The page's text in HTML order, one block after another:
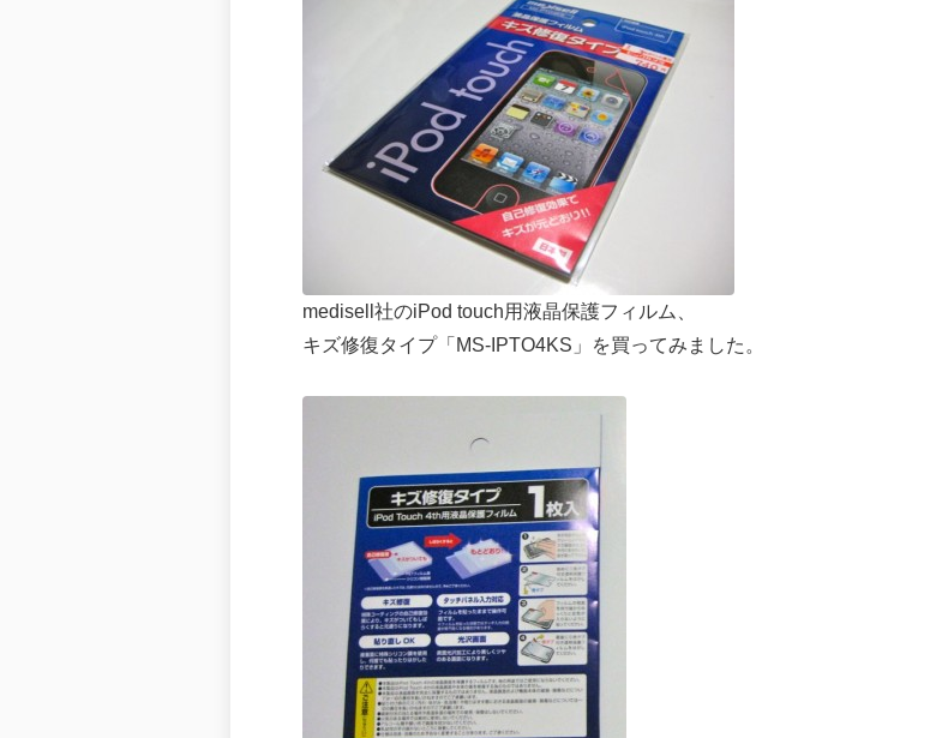
medisell社のiPod touch用液晶保護フィルム、
キズ修復タイプ「MS-IPTO4KS」を買ってみました。